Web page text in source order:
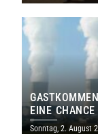
EINE
SAARLAND
Sonntag, 2. August